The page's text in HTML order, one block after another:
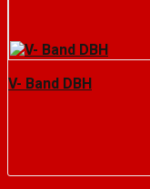
V- Band DBH